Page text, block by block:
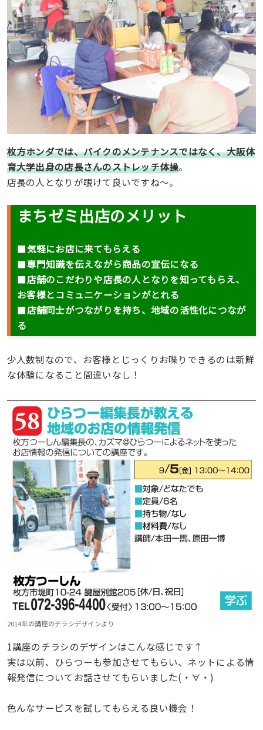
枚方ホンダでは、バイクのメンテナンスではなく、大阪体
育大学出身の店長さんのストレッチ体操。
店長の人となりが覗けて良いですね〜。
まちゼミ出店のメリット
■気軽にお店に来てもらえる
■専門知識を伝えながら商品の宣伝になる
■店舗のこだわりや店長の人となりを知ってもらえ、
お客様とコミュニケーションがとれる
■店舗同士がつながりを持ち、地域の活性化につなが
る
少人数制なので、お客様とじっくりお喋りできるのは新鮮
な体験になること間違いなし！
2014年の講座のチラシデザインより
1講座のチラシのデザインはこんな感じです↑
実は以前、ひらつーも参加させてもらい、ネットによる情
報発信についてお話させてもらいました(・∀・)
色んなサービスを試してもらえる良い機会！